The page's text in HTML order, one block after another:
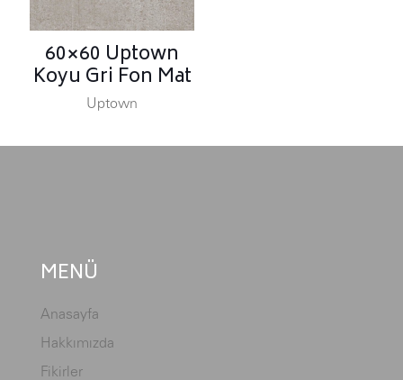
60×60 Uptown
Koyu Gri Fon Mat
Uptown
MENÜ
Anasayfa
Hakkımızda
Fikirler